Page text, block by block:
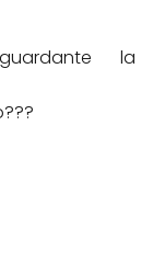
la